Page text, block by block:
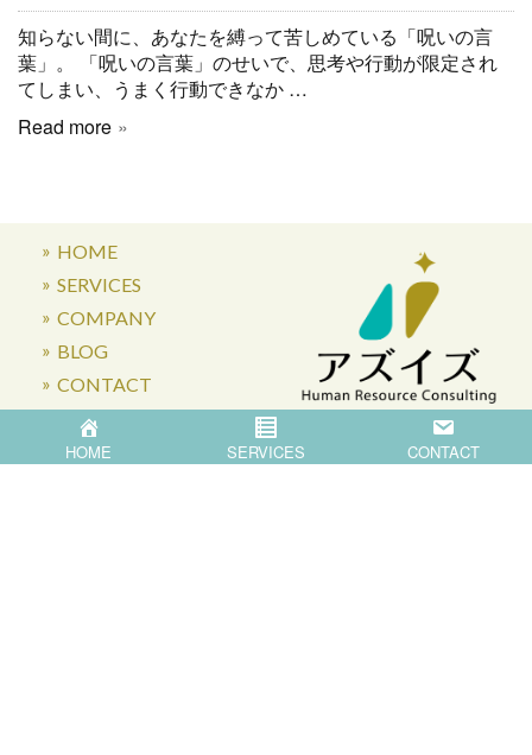
知らない間に、あなたを縛って苦しめている「呪いの言
葉」。 「呪いの言葉」のせいで、思考や行動が限定され
てしまい、うまく行動できなか …
Read more
HOME
SERVICES
COMPANY
BLOG
CONTACT
〒871-0007 大分県中津市蛎瀬770
HOME SERVICES CONTACT